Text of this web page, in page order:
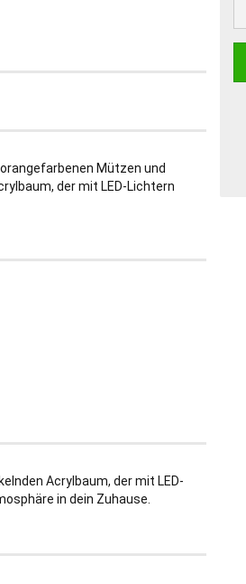
Mützen und
der mit LED-Lichtern
Acrylbaum, der mit LED-
in dein Zuhause.